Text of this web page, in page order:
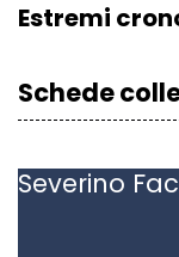
Estremi
Schede
Severino